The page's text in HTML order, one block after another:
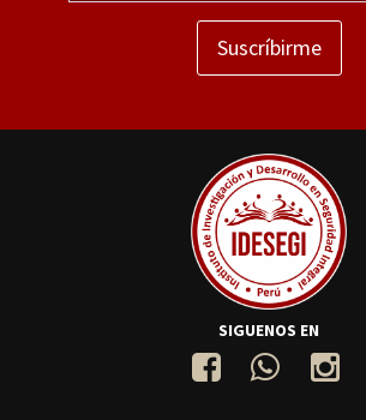
Suscríbirme
SIGUENOS EN